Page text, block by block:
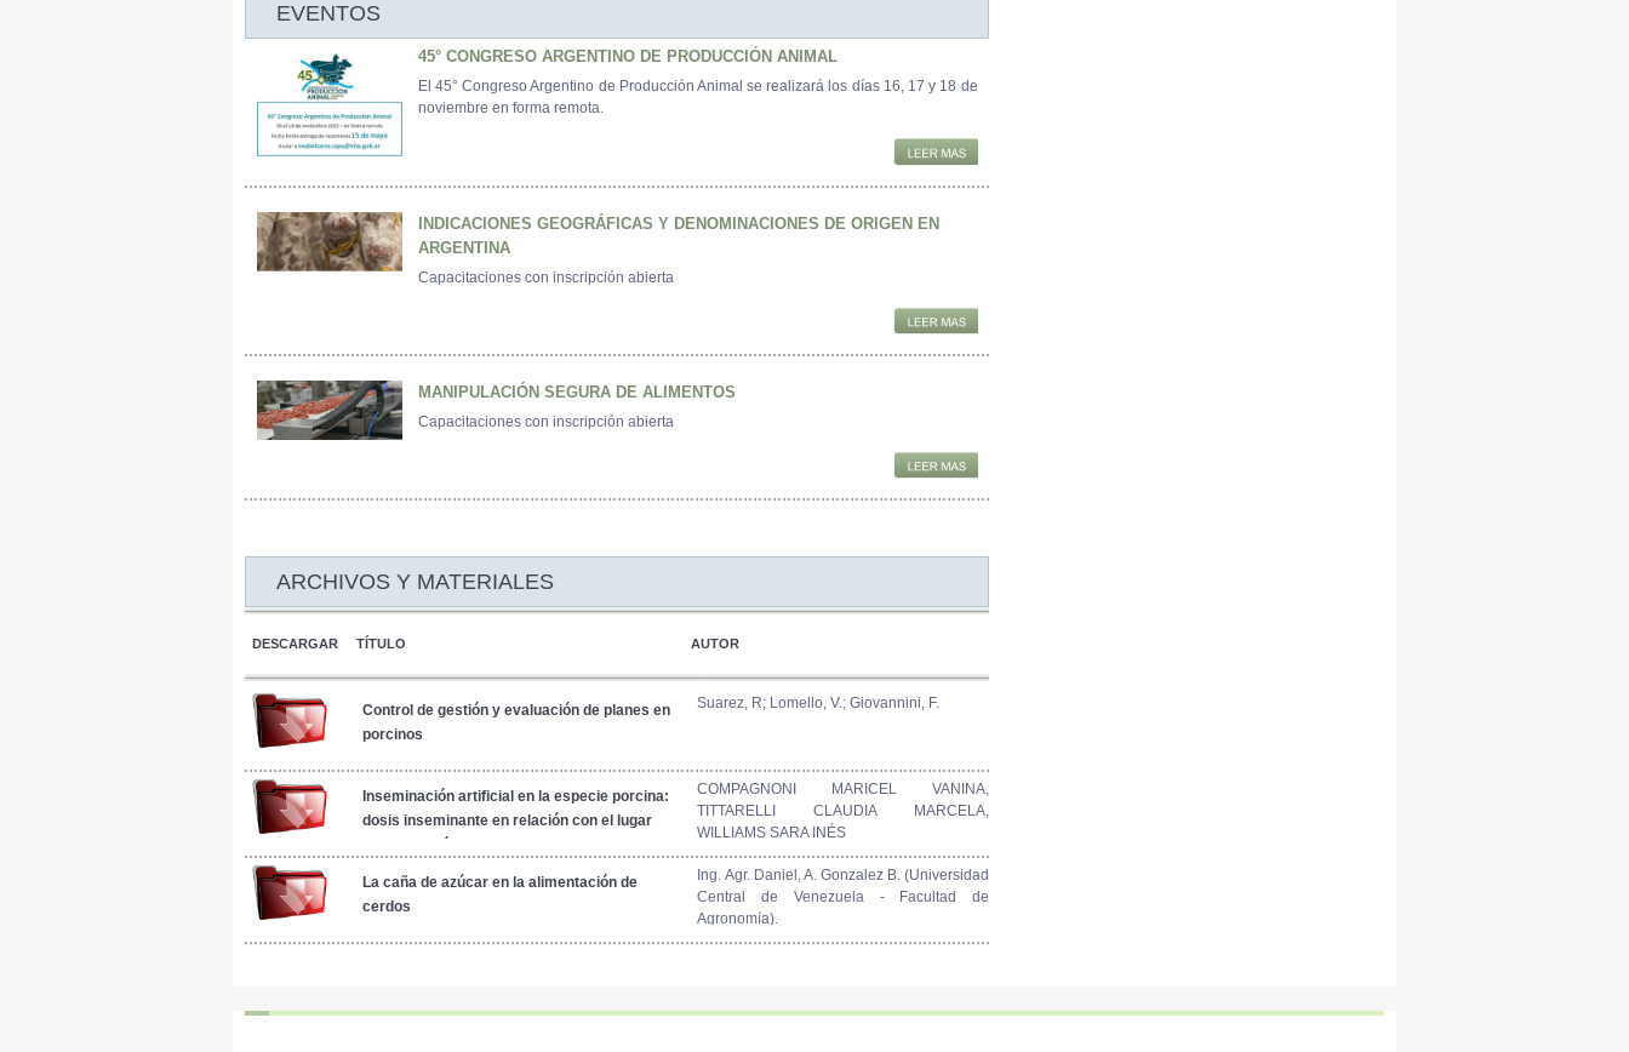
EVENTOS
45° CONGRESO ARGENTINO DE PRODUCCIÓN ANIMAL
El 45° Congreso Argentino de Producción Animal se realizará los días 16, 17 y 18 de
noviembre en forma remota.
INDICACIONES GEOGRÁFICAS Y DENOMINACIONES DE ORIGEN EN
ARGENTINA
Capacitaciones con inscripción abierta
MANIPULACIÓN SEGURA DE ALIMENTOS
Capacitaciones con inscripción abierta
ARCHIVOS Y MATERIALES
DESCARGAR TÍTULO AUTOR
Control de gestión y evaluación de planes en
porcinos
Suarez, R; Lomello, V.; Giovannini, F.
Inseminación artificial en la especie porcina:
dosis inseminante en relación con el lugar
COMPAGNONI MARICEL VANINA,
TITTARELLI CLAUDIA MARCELA,
WILLIAMS SARA INÉS
La caña de azúcar en la alimentación de
cerdos
Ing. Agr. Daniel, A. Gonzalez B. (Universidad
Central de Venezuela - Facultad de
Agronomía).